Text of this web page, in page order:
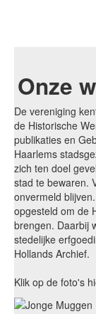
Onze
De vereniging
de Historische
publikaties en
Haarlems
zich ten doel
stad te bewaren.
onvermeld
opgesteld om de
brengen. Daarbij
stedelijke
Hollands Archief.
Klik op de foto's